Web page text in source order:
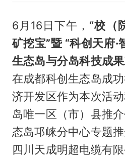
6月16日下午， “校（
矿挖宝”暨 “科创天府·
生态岛与分岛科技成
在成都科创生态岛成
济开发区作为本次活
岛唯一区（市）县推
态岛邛崃分中心专题
四川天成明超电缆有